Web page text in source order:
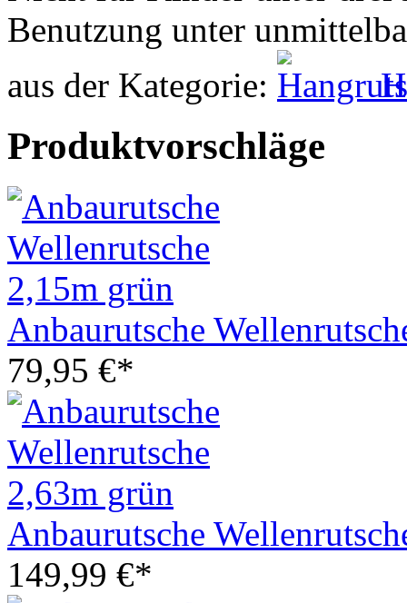
Benutzung unter
aus der Kategorie:
Produktvorschläge
Anbaurutsche
79,95 €*
Anbaurutsche
149,99 €*